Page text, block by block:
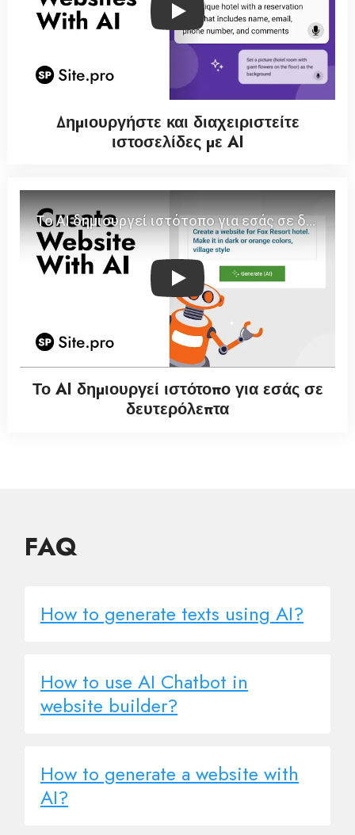
Play
Δημιουργήστε και διαχειριστείτε
ιστοσελίδες με AI
Play
Το AI δημιουργεί ιστότοπο για εσάς σε
δευτερόλεπτα
FAQ
How to generate texts using AI?
How to use AI Chatbot in
website builder?
How to generate a website with
AI?